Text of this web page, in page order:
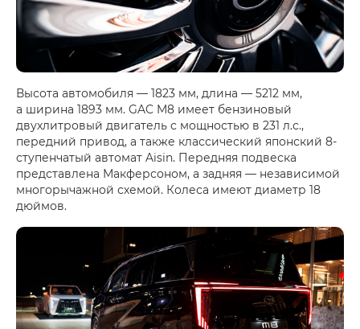
Высота автомобиля — 1823 мм, длина — 5212 мм,
а ширина 1893 мм. GAC M8 имеет бензиновый
двухлитровый двигатель с мощностью в 231 л.с.,
передний привод, а также классический японский 8-
ступенчатый автомат Aisin. Передняя подвеска
представлена Макферсоном, а задняя — независимой
многорычажной схемой. Колеса имеют диаметр 18
дюймов.